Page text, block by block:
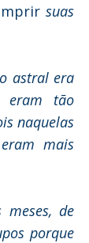
suas
astral era
eram tão
naquelas
mais
meses, de
porque